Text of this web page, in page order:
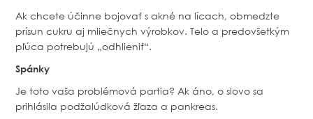
Ak chcete účinne bojovať s akné na lícach, obmedzte
prísun cukru aj mliečnych výrobkov. Telo a predovšetkým
pľúca potrebujú „odhlieniť“.
Spánky
Je toto vaša problémová partia? Ak áno, o slovo sa
prihlásila podžalúdková žľaza a pankreas.